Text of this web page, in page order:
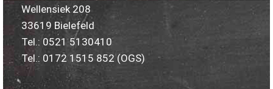
Wellensiek 208
33619 Bielefeld
Tel.: 0521 5130410
Tel.: 0172 1515 852 (OGS)